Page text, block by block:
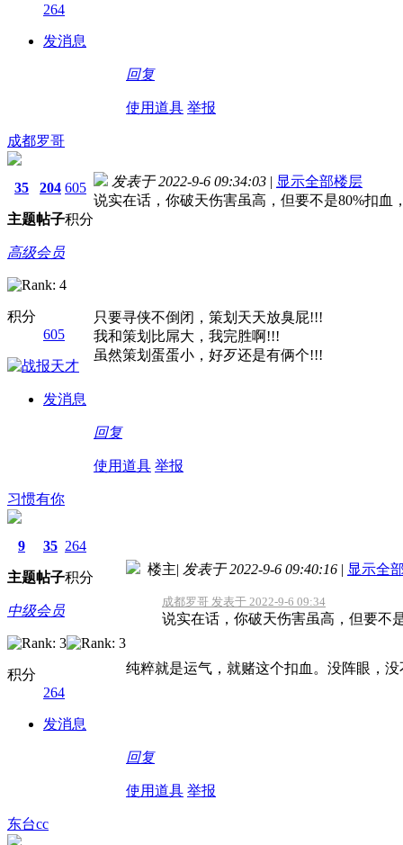
264
发消息
回复
使用道具 举报
成都罗哥
35
主题
204
帖子
605
积分
高级会员
积分
605
发消息
发表于 2022-9-6 09:34:03 | 显示全部楼层
说实在话，你破天伤害虽高，但要不是80%扣血
只要寻侠不倒闭，策划天天放臭屁!!!
我和策划比屌大，我完胜啊!!!
虽然策划蛋蛋小，好歹还是有俩个!!!
回复
使用道具 举报
习惯有你
9
主题
35
帖子
264
积分
中级会员
积分
264
发消息
楼主| 发表于 2022-9-6 09:40:16 | 显示全
成都罗哥 发表于 2022-9-6 09:34
说实在话，你破天伤害虽高，但要不
纯粹就是运气，就赌这个扣血。没阵眼，
回复
使用道具 举报
东台cc